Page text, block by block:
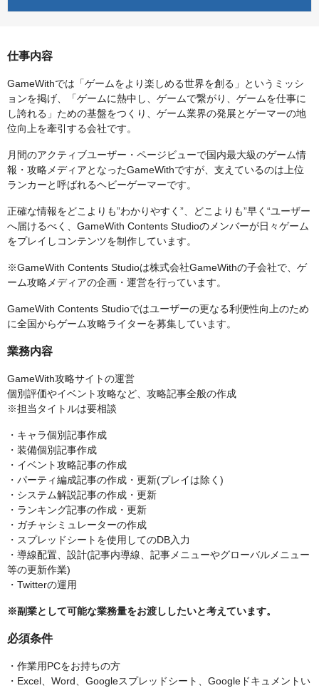
仕事内容
GameWithでは「ゲームをより楽しめる世界を創る」というミッシ
ョンを掲げ、「ゲームに熱中し、ゲームで繋がり、ゲームを仕事に
し誇れる」ための基盤をつくり、ゲーム業界の発展とゲーマーの地
位向上を牽引する会社です。
月間のアクティブユーザー・ページビューで国内最大級のゲーム情
報・攻略メディアとなったGameWithですが、支えているのは上位
ランカーと呼ばれるヘビーゲーマーです。
正確な情報をどこよりも”わかりやすく”、どこよりも”早く“ユーザー
へ届けるべく、GameWith Contents Studioのメンバーが日々ゲーム
をプレイしコンテンツを制作しています。
※GameWith Contents Studioは株式会社GameWithの子会社で、ゲ
ーム攻略メディアの企画・運営を行っています。
GameWith Contents Studioではユーザーの更なる利便性向上のため
に全国からゲーム攻略ライターを募集しています。
業務内容
GameWith攻略サイトの運営
個別評価やイベント攻略など、攻略記事全般の作成
※担当タイトルは要相談
・キャラ個別記事作成
・装備個別記事作成
・イベント攻略記事の作成
・パーティ編成記事の作成・更新(プレイは除く)
・システム解説記事の作成・更新
・ランキング記事の作成・更新
・ガチャシミュレーターの作成
・スプレッドシートを使用してのDB入力
・導線配置、設計(記事内導線、記事メニューやグローバルメニュー
等の更新作業)
・Twitterの運用
※副業として可能な業務量をお渡ししたいと考えています。
必須条件
・作業用PCをお持ちの方
・Excel、Word、Googleスプレッドシート、Googleドキュメントい